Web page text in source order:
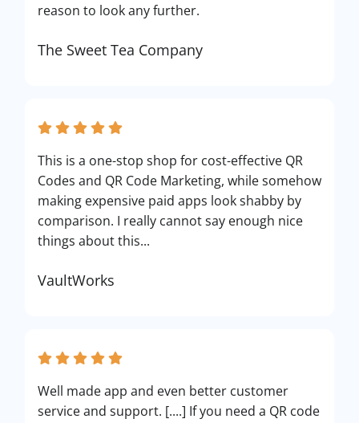
reason to look any further.
The Sweet Tea Company
This is a one-stop shop for cost-effective QR
Codes and QR Code Marketing, while somehow
making expensive paid apps look shabby by
comparison. I really cannot say enough nice
things about this...
VaultWorks
Well made app and even better customer
service and support. [....] If you need a QR code